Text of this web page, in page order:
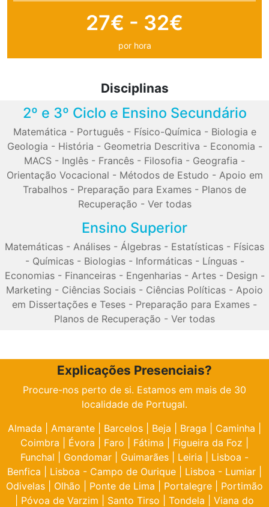
27€ - 32€
por hora
Disciplinas
2º e 3º Ciclo e Ensino Secundário
Matemática - Português- Físico-Química - Biologia e
Geologia - História - Geometria Descritiva - Economia -
MACS - Inglês - Francês - Filosofia - Geografia -
Orientação Vocacional - Métodos de Estudo - Apoio em
Trabalhos - Preparação para Exames - Planos de
Recuperação - Ver todas
Ensino Superior
Matemáticas - Análises - Álgebras - Estatísticas - Físicas
- Químicas- Biologias- Informáticas- Línguas-
Economias- Financeiras- Engenharias- Artes- Design -
Marketing - Ciências Sociais - Ciências Políticas - Apoio
em Dissertações e Teses - Preparação para Exames -
Planos de Recuperação - Ver todas
Explicações Presenciais?
Procure-nos perto de si. Estamos em mais de 30
localidade de Portugal.
Almada
Amarante Barcelos Beja Braga Caminha
Coimbra
Évora Faro Fátima Figueira da Foz
Funchal
Gondomar Guimarães Leiria
Lisboa -
Benfica
Lisboa - Campo de Ourique Lisboa - Lumiar
Odivelas
Olhão Ponte de Lima Portalegre
Portimão
Póvoa de Varzim Santo Tirso Tondela
Viana do